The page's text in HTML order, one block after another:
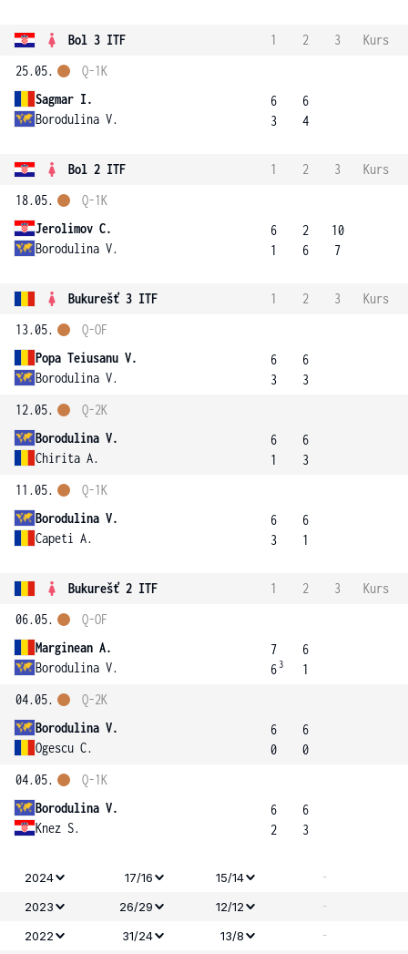
Bol 3 ITF 1 2 3
Kurs
25.05.
Sagmar I.
Borodulina V.
Q-1K
6
3
6
4
Bol 2 ITF 1 2 3
Kurs
18.05.
Jerolimov C.
Borodulina V.
Q-1K
6
1
2
6
10
7
Bukurešť 3 ITF 1 2 3
Kurs
13.05.
Popa Teiusanu V.
Borodulina V.
Q-OF
6
3
6
3
12.05.
Borodulina V.
Chirita A.
Q-2K
6
1
6
3
11.05.
Borodulina V.
Capeti A.
Q-1K
6
3
6
1
Bukurešť 2 ITF 1 2 3
Kurs
06.05.
Marginean A.
Borodulina V.
Q-OF
7
6 3
6
1
04.05.
Borodulina V.
Ogescu C.
Q-2K
6
0
6
0
04.05.
Borodulina V.
Knez S.
Q-1K
6
2
6
3
2024 17/16 15/14 -
2023 26/29 12/12 -
2022 31/24 13/8 -